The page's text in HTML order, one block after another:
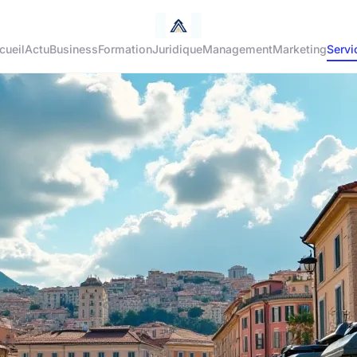
ActuBusinessFormationJuridiqueManagementMarketing